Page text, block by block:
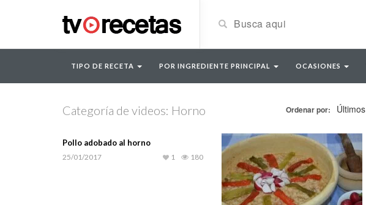
TIPO DE RECETA POR INGREDIENTE PRINCIPAL OCASIONES
Categoría de videos: Horno Ordenar por: Últimos
Pollo adobado al horno
25/01/2017 180
1